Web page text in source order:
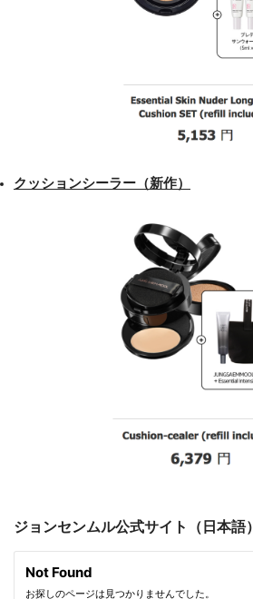
クッションシーラー（新作）
ジョンセンムル公式サイト（日本語）